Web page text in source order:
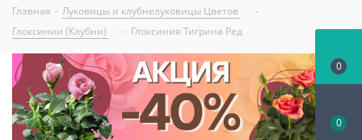
Главная - Луковицы и клубнелуковицы Цветов
-
Глоксинии (Клубни)
- Глоксиния Тигрина Ред
0
0